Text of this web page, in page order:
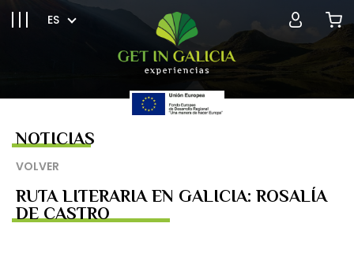
ES
NOTICIAS
VOLVER
RUTA LITERARIA EN GALICIA: ROSALÍA
DE CASTRO